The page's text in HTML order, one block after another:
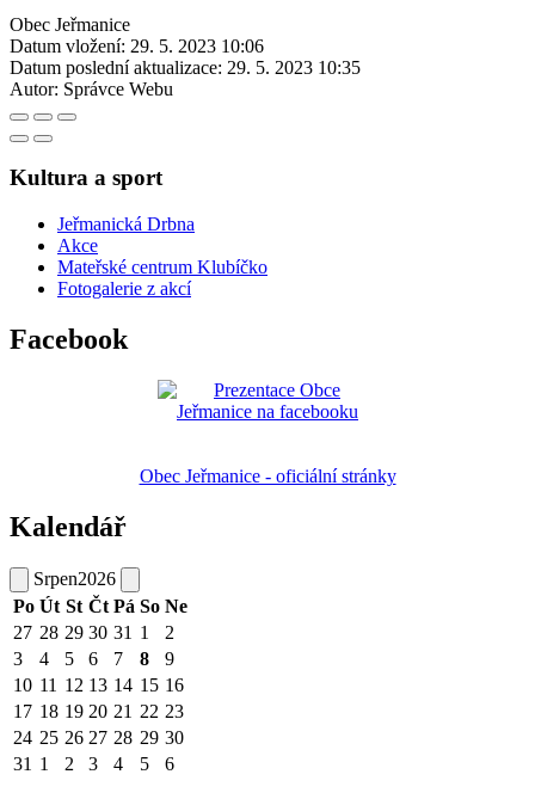
Obec Jeřmanice
Datum vložení: 29. 5. 2023 10:06
Datum poslední aktualizace: 29. 5. 2023 10:35
Autor: Správce Webu
Kultura a sport
Jeřmanická Drbna
Akce
Mateřské centrum Klubíčko
Fotogalerie z akcí
Facebook
Obec Jeřmanice - oficiální stránky
Kalendář
Srpen2026
Po Út St Čt Pá So Ne
27 28 29 30 31 1
2
3
4 5 6 7 8
9
10 11 12 13 14 15 16
17 18 19 20 21 22 23
24 25 26 27 28 29 30
31 1 2 3 4 5 6